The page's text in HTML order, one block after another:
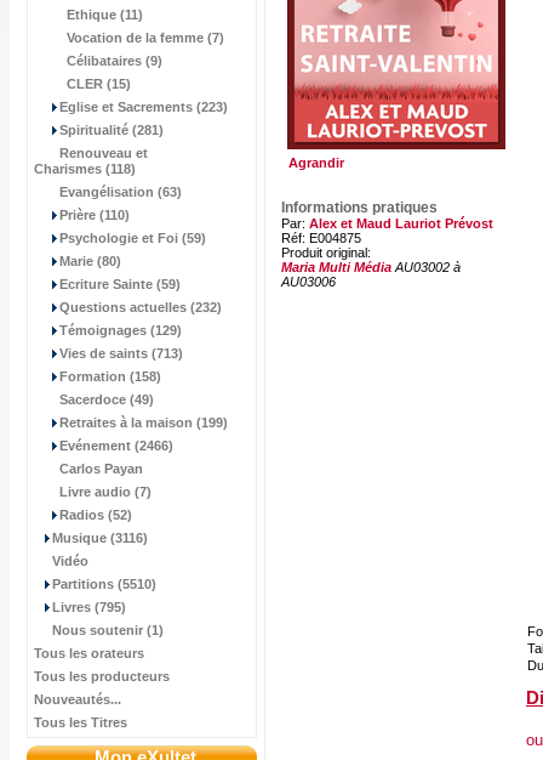
Ethique (11)
Vocation de la femme (7)
Célibataires (9)
CLER (15)
Eglise et Sacrements (223)
Spiritualité (281)
Renouveau et
Charismes (118)
Evangélisation (63)
Prière (110)
Psychologie et Foi (59)
Marie (80)
Ecriture Sainte (59)
Questions actuelles (232)
Témoignages (129)
Vies de saints (713)
Formation (158)
Sacerdoce (49)
Retraites à la maison (199)
Evénement (2466)
Carlos Payan
Livre audio (7)
Radios (52)
Musique (3116)
Vidéo
Partitions (5510)
Livres (795)
Nous soutenir (1)
Tous les orateurs
Tous les producteurs
Nouveautés...
Tous les Titres
Agrandir
Informations pratiques
Par: Alex et Maud Lauriot Prévost
Réf: E004875
Produit original:
Maria Multi Média AU03002 à
AU03006